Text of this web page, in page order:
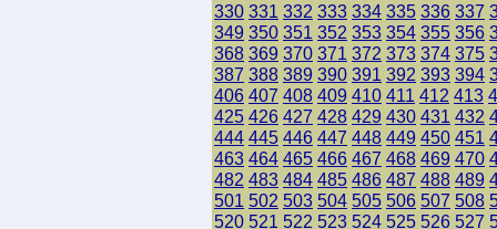
330 331 332 333 334 335 336 337
349 350 351 352 353 354 355 356
368 369 370 371 372 373 374 375
387 388 389 390 391 392 393 394
406 407 408 409 410 411 412 413
425 426 427 428 429 430 431 432
444 445 446 447 448 449 450 451
463 464 465 466 467 468 469 470
482 483 484 485 486 487 488 489
501 502 503 504 505 506 507 508
520 521 522 523 524 525 526 527